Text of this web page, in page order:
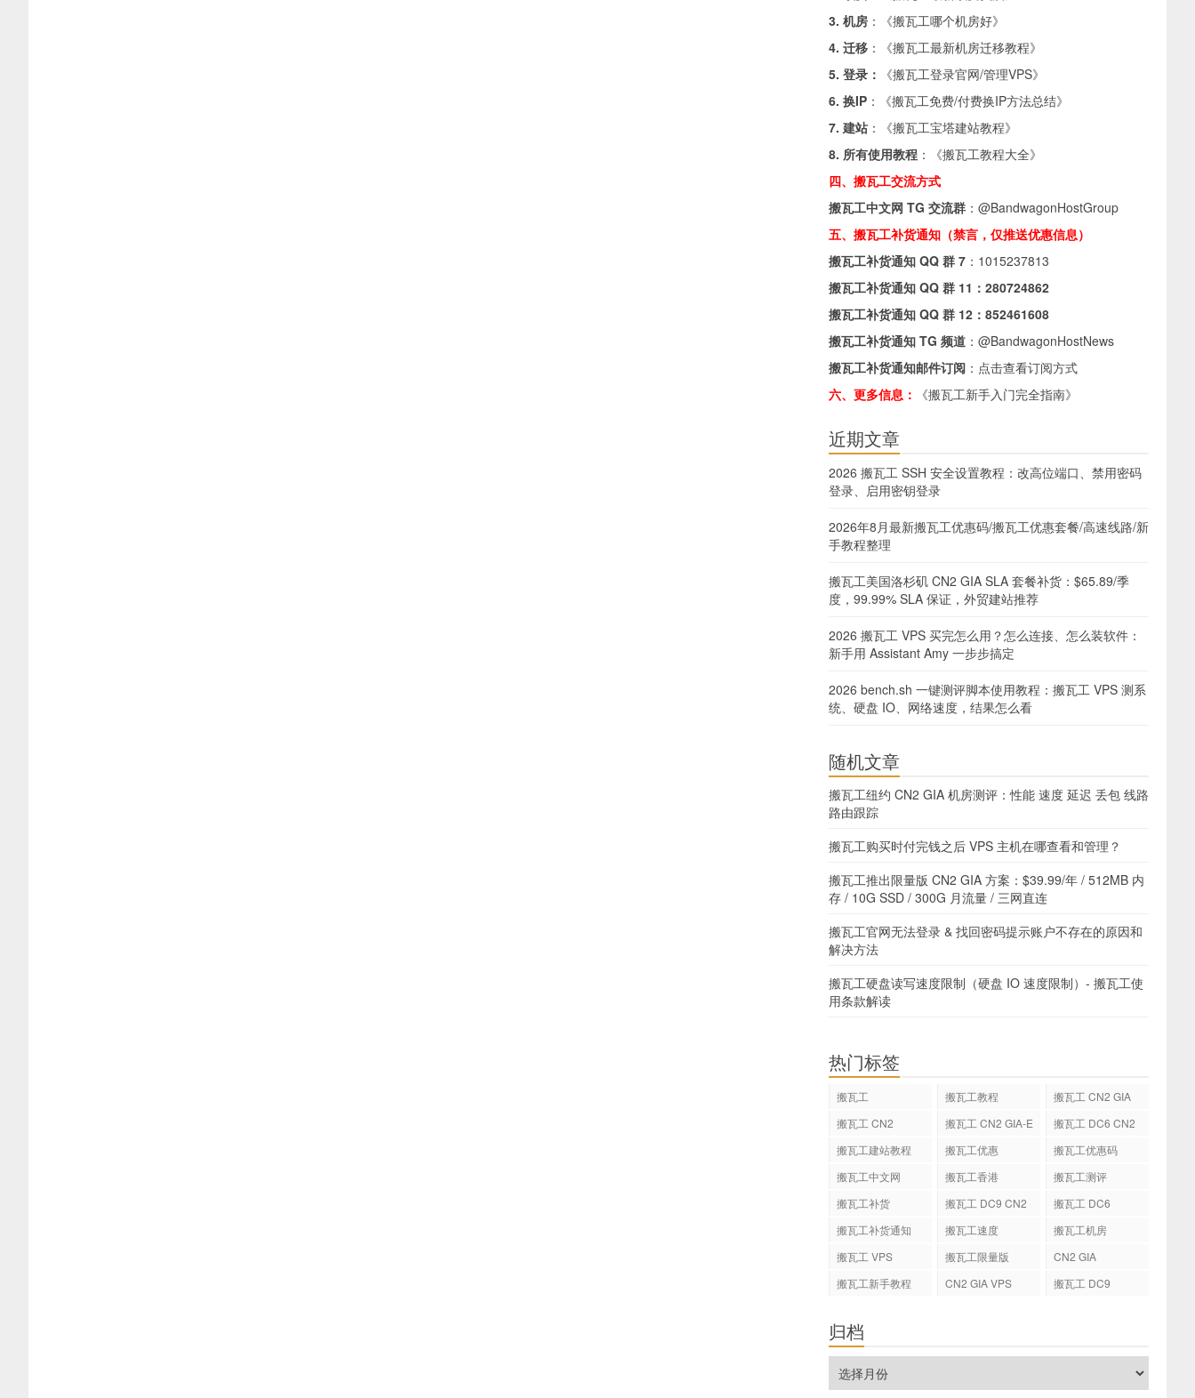
3. 机房 ：《搬瓦工哪个机房好》
4. 迁移 ：《搬瓦工最新机房迁移教程》
5. 登录：
《搬瓦工登录官网/管理VPS》
6. 换IP ：《搬瓦工免费/付费换IP方法总结》
7. 建站 ：《搬瓦工宝塔建站教程》
8. 所有使用教程 ：《搬瓦工教程大全》
四、搬瓦工交流方式
搬瓦工中文网 TG 交流群 ： @BandwagonHostGroup
五、搬瓦工补货通知（禁言，仅推送优惠信息）
搬瓦工补货通知 QQ 群 7 ： 1015237813
搬瓦工补货通知 QQ 群 11： 280724862
搬瓦工补货通知 QQ 群 12： 852461608
搬瓦工补货通知 TG 频道 ： @BandwagonHostNews
搬瓦工补货通知邮件订阅 ： 点击查看订阅方式
六、更多信息：
《搬瓦工新手入门完全指南》
近期文章
2026 搬瓦工 SSH 安全设置教程：改高位端口、禁用密码
登录、启用密钥登录
2026年8月最新搬瓦工优惠码/搬瓦工优惠套餐/高速线路/新
手教程整理
搬瓦工美国洛杉矶 CN2 GIA SLA 套餐补货：$65.89/季
度，99.99% SLA 保证，外贸建站推荐
2026 搬瓦工 VPS 买完怎么用？怎么连接、怎么装软件：
新手用 Assistant Amy 一步步搞定
2026 bench.sh 一键测评脚本使用教程：搬瓦工 VPS 测系
统、硬盘 IO、网络速度，结果怎么看
随机文章
搬瓦工纽约 CN2 GIA 机房测评：性能 速度 延迟 丢包 线路
路由跟踪
搬瓦工购买时付完钱之后 VPS 主机在哪查看和管理？
搬瓦工推出限量版 CN2 GIA 方案：$39.99/年 / 512MB 内
存 / 10G SSD / 300G 月流量 / 三网直连
搬瓦工官网无法登录 & 找回密码提示账户不存在的原因和
解决方法
搬瓦工硬盘读写速度限制（硬盘 IO 速度限制）- 搬瓦工使
用条款解读
热门标签
搬瓦工 搬瓦工教程
搬瓦工 CN2 GIA
搬瓦工 CN2
搬瓦工 CN2 GIA-E
搬瓦工 DC6 CN2
搬瓦工建站教程 搬瓦工优惠
搬瓦工优惠码
搬瓦工中文网
搬瓦工香港
搬瓦工测评
搬瓦工补货
搬瓦工 DC9 CN2
搬瓦工 DC6
搬瓦工补货通知
搬瓦工速度
搬瓦工机房
搬瓦工 VPS
搬瓦工限量版
CN2 GIA
搬瓦工新手教程
CN2 GIA VPS 搬瓦工 DC9
归档